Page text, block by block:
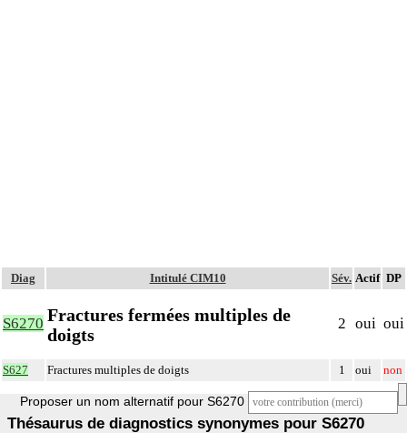
Diag Intitulé CIM10 Sév. Actif DP
S6270 Fractures fermées multiples de
doigts
2 oui oui
S627 Fractures multiples de doigts 1 oui non
Proposer un nom alternatif pour S6270
Thésaurus de diagnostics synonymes pour S6270